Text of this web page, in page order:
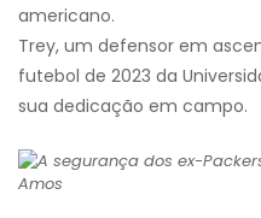
americano.
Trey, um defensor em
futebol de 2023 da
sua dedicação em campo.